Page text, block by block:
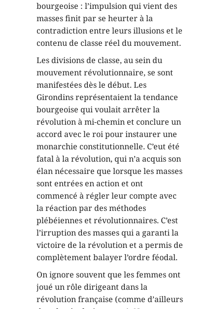
bourgeoise : l’impulsion qui vient des
masses finit par se heurter à la
contradiction entre leurs illusions et le
contenu de classe réel du mouvement.
Les divisions de classe, au sein du
mouvement révolutionnaire, se sont
manifestées dès le début. Les
Girondins représentaient la tendance
bourgeoise qui voulait arrêter la
révolution à mi-chemin et conclure un
accord avec le roi pour instaurer une
monarchie constitutionnelle. C’eut été
fatal à la révolution, qui n’a acquis son
élan nécessaire que lorsque les masses
sont entrées en action et ont
commencé à régler leur compte avec
la réaction par des méthodes
plébéiennes et révolutionnaires. C’est
l’irruption des masses qui a garanti la
victoire de la révolution et a permis de
complètement balayer l’ordre féodal.
On ignore souvent que les femmes ont
joué un rôle dirigeant dans la
révolution française (comme d’ailleurs